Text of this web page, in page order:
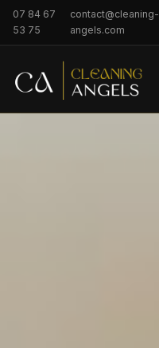
07 84 67
53 75
contact@cleaning-
angels.com